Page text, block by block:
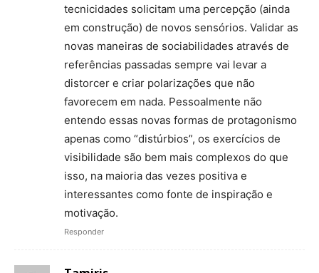
tecnicidades solicitam uma percepção (ainda
em construção) de novos sensórios. Validar as
novas maneiras de sociabilidades através de
referências passadas sempre vai levar a
distorcer e criar polarizações que não
favorecem em nada. Pessoalmente não
entendo essas novas formas de protagonismo
apenas como “distúrbios”, os exercícios de
visibilidade são bem mais complexos do que
isso, na maioria das vezes positiva e
interessantes como fonte de inspiração e
motivação.
Responder